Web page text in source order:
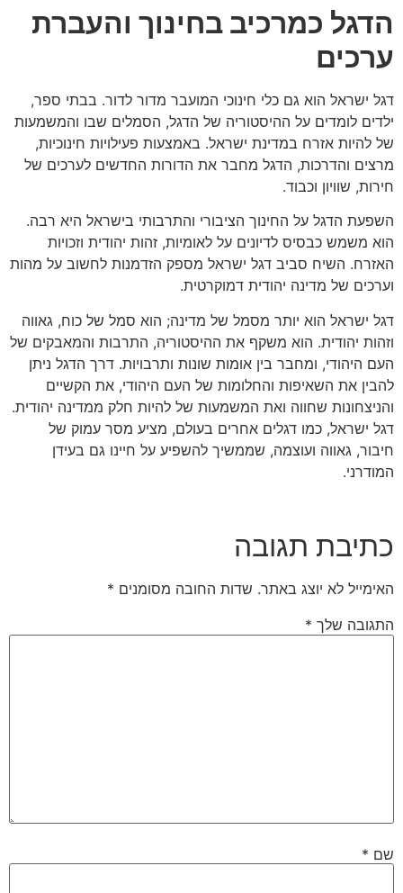
הדגל כמרכיב בחינוך והעברת
ערכים
דגל ישראל הוא גם כלי חינוכי המועבר מדור לדור. בבתי ספר,
ילדים לומדים על ההיסטוריה של הדגל, הסמלים שבו והמשמעות
של להיות אזרח במדינת ישראל. באמצעות פעילויות חינוכיות,
מרצים והדרכות, הדגל מחבר את הדורות החדשים לערכים של
חירות, שוויון וכבוד.
השפעת הדגל על החינוך הציבורי והתרבותי בישראל היא רבה.
הוא משמש כבסיס לדיונים על לאומיות, זהות יהודית וזכויות
האזרח. השיח סביב דגל ישראל מספק הזדמנות לחשוב על מהות
וערכים של מדינה יהודית דמוקרטית.
דגל ישראל הוא יותר מסמל של מדינה; הוא סמל של כוח, גאווה
וזהות יהודית. הוא משקף את ההיסטוריה, התרבות והמאבקים של
העם היהודי, ומחבר בין אומות שונות ותרבויות. דרך הדגל ניתן
להבין את השאיפות והחלומות של העם היהודי, את הקשיים
והניצחונות שחווה ואת המשמעות של להיות חלק ממדינה יהודית.
דגל ישראל, כמו דגלים אחרים בעולם, מציע מסר עמוק של
חיבור, גאווה ועוצמה, שממשיך להשפיע על חיינו גם בעידן
המודרני.
כתיבת תגובה
האימייל לא יוצג באתר. שדות החובה מסומנים *
התגובה שלך *
שם *